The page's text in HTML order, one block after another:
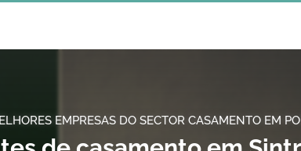
EMPRESAS DO SECTOR CASAMENTO EM